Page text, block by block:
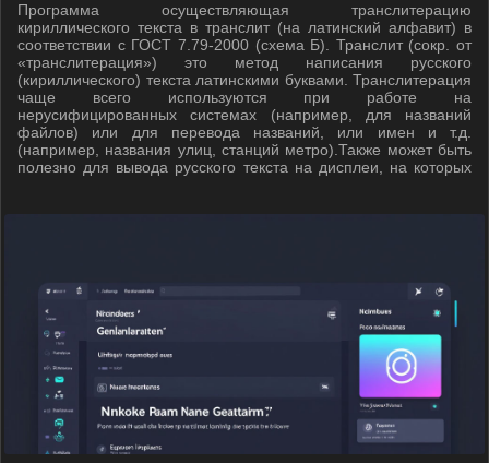
Программа осуществляющая транслитерацию
кириллического текста в транслит (на латинский алфавит) в
соответствии с ГОСТ 7.79-2000 (схема Б). Транслит (сокр. от
«транслитерация») это метод написания русского
(кириллического) текста латинскими буквами. Транслитерация
чаще всего используются при работе на
нерусифицированных системах (например, для названий
файлов) или для перевода названий, или имен и т.д.
(например, названия улиц, станций метро).Также может быть
полезно для вывода русского текста на дисплеи, на которых